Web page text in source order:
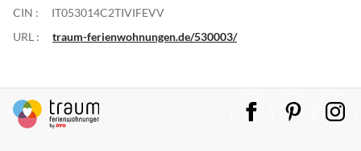
CIN :
IT053014C2TIVIFEVV
URL :
traum-ferienwohnungen.de/530003/